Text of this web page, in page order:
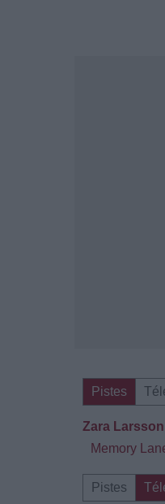
Pistes
Zara
Memory
Pistes